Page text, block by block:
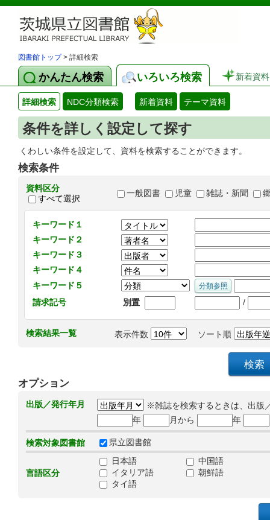
図書館トップ> 詳細検索
かんたん検索 いろいろ検索 新着資料
詳細検索 NDC分類検索 新着資料 テーマ資料
条件を詳しく設定して探す
くわしい条件を設定して、資料を検索することができます。
検索条件
資料区分
すべて選択
一般図書 児童 雑誌・新聞
キーワード１
キーワード２
キーワード３
キーワード４
キーワード５
請求記号
別置 /
検索結果一覧 表示件数 ソート順
オプション
出版／発行年月
※雑誌を検索するときは、出版
年
月から 年
検索対象図書館 県立図書館
言語区分
日本語
中国語
イタリア語
朝鮮語
タイ語